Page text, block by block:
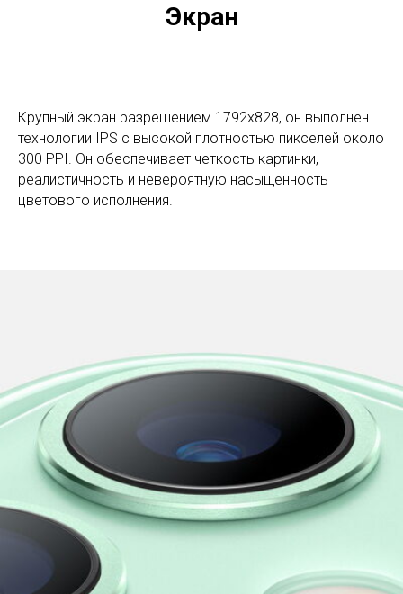
Экран
Крупный экран разрешением 1792x828, он выполнен
технологии IPS с высокой плотностью пикселей около
300 PPI. Он обеспечивает четкость картинки,
реалистичность и невероятную насыщенность
цветового исполнения.